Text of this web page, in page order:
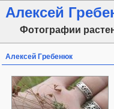
Алексей
Фотографии
Алексей Гребенюк